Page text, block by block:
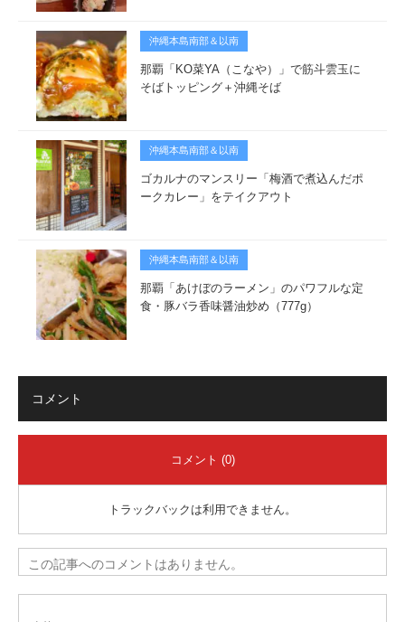
沖縄本島南部＆以南
那覇「KO菜YA（こなや）」で筋斗雲玉に
そばトッピング＋沖縄そば
沖縄本島南部＆以南
ゴカルナのマンスリー「梅酒で煮込んだポ
ークカレー」をテイクアウト
沖縄本島南部＆以南
那覇「あけぼのラーメン」のパワフルな定
食・豚バラ香味醤油炒め（777g）
コメント
コメント (0)
トラックバックは利用できません。
この記事へのコメントはありません。